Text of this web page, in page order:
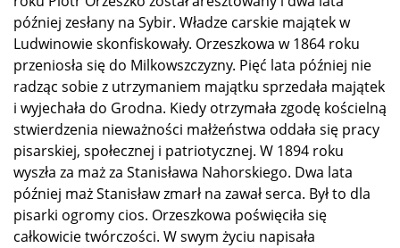
później zesłany na Sybir. Władze carskie majątek w
Ludwinowie skonfiskowały. Orzeszkowa w 1864 roku
przeniosła się do Milkowszczyzny. Pięć lata później nie
radząc sobie z utrzymaniem majątku sprzedała majątek
i wyjechała do Grodna. Kiedy otrzymała zgodę kościelną
stwierdzenia nieważności małżeństwa oddała się pracy
pisarskiej, społecznej i patriotycznej. W 1894 roku
wyszła za maż za Stanisława Nahorskiego. Dwa lata
później maż Stanisław zmarł na zawał serca. Był to dla
pisarki ogromy cios. Orzeszkowa poświęciła się
całkowicie twórczości. W swym życiu napisała